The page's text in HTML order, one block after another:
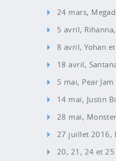
24 mars,
5 avril,
8 avril, Yohan
18 avril,
5 mai, Pear Jam
14 mai, Justin
28 mai,
27 juillet 2016,
20, 21, 24 et